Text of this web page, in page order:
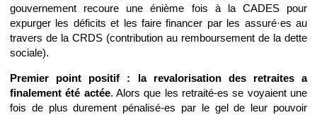
gouvernement recoure une énième fois à la CADES pour
expurger les déficits et les faire financer par les assuré·es au
travers de la CRDS (contribution au remboursement de la dette
sociale).
Premier point positif : la revalorisation des retraites a
finalement été actée. Alors que les retraité-es se voyaient une
fois de plus durement pénalisé-es par le gel de leur pouvoir